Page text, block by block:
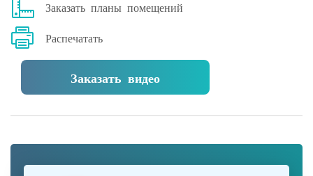
Заказать планы помещений
Распечатать
Заказать видео